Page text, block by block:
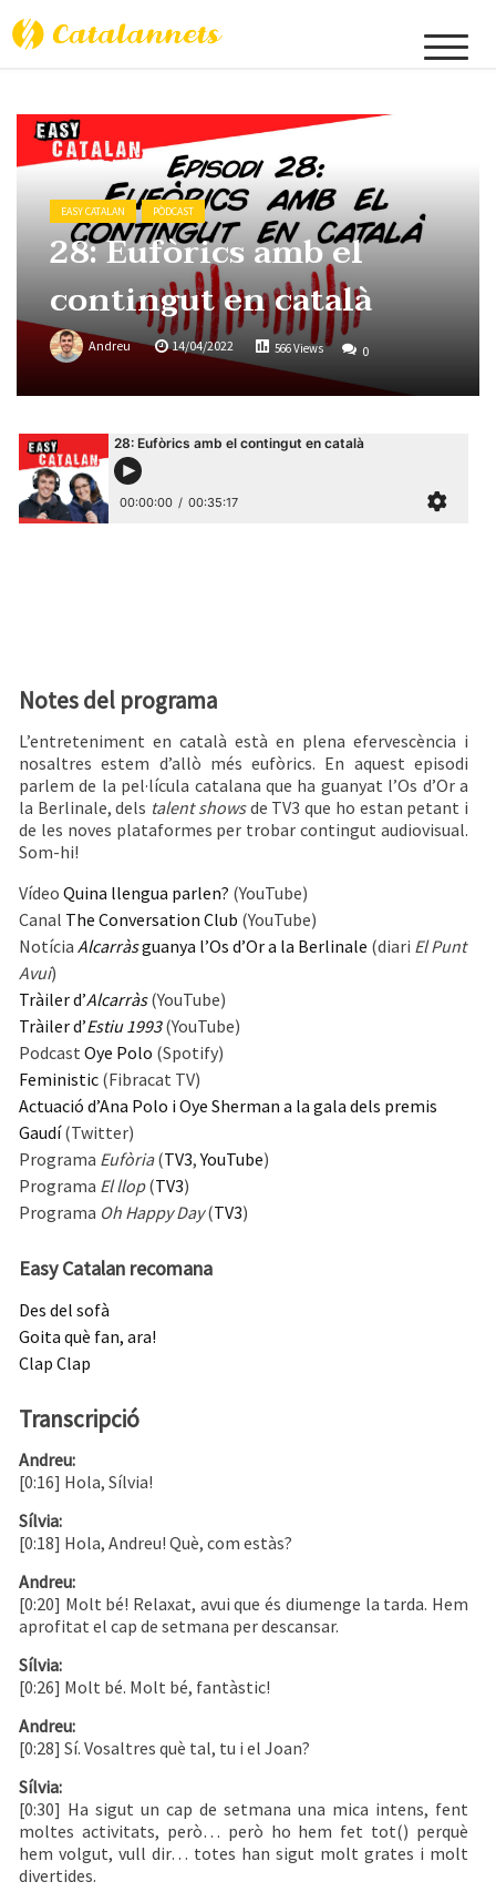
EASY CATALAN PÒDCAST
28: Eufòrics amb el
contingut en català
Andreu 14/04/2022 566 Views 0
Notes del programa
L’entreteniment en català està en plena efervescència i
nosaltres estem d’allò més eufòrics. En aquest episodi
parlem de la pel·lícula catalana que ha guanyat l’Os d’Or a
la Berlinale, dels talent showsde TV3 que ho estan petant i
de les noves plataformes per trobar contingut audiovisual.
Som-hi!
Vídeo Quina llengua parlen? (YouTube)
Canal The Conversation Club (YouTube)
Notícia Alcarràsguanya l’Os d’Or a la Berlinale (diari El Punt
Avui)
Tràiler d’Alcarràs(YouTube)
Tràiler d’Estiu 1993(YouTube)
Podcast Oye Polo (Spotify)
Feministic (Fibracat TV)
Actuació d’Ana Polo i Oye Sherman a la gala dels premis
Gaudí(Twitter)
Programa Eufòria(TV3,YouTube)
Programa El llop(TV3)
Programa Oh Happy Day(TV3)
Easy Catalan recomana
Des del sofà
Goita què fan, ara!
Clap Clap
Transcripció
Andreu:
[0:16] Hola, Sílvia!
Sílvia:
[0:18] Hola, Andreu! Què, com estàs?
Andreu:
[0:20] Molt bé! Relaxat, avui que és diumenge la tarda. Hem
aprofitat el cap de setmana per descansar.
Sílvia:
[0:26] Molt bé. Molt bé, fantàstic!
Andreu:
[0:28] Sí. Vosaltres què tal, tu i el Joan?
Sílvia:
[0:30] Ha sigut un cap de setmana una mica intens, fent
moltes activitats, però… però ho hem fet tot() perquè
hem volgut, vull dir… totes han sigut molt grates i molt
divertides.